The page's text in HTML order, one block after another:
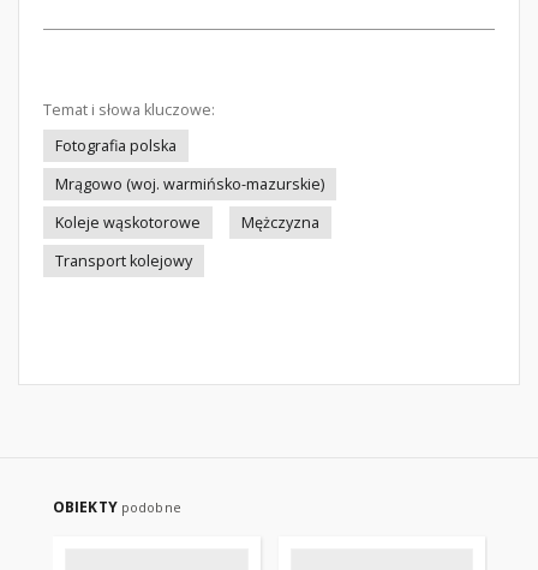
Temat i słowa kluczowe:
Fotografia polska
Mrągowo (woj. warmińsko-mazurskie)
Koleje wąskotorowe
Mężczyzna
Transport kolejowy
OBIEKTY podobne